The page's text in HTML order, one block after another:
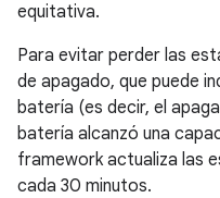
equitativa.
Para evitar perder las
de apagado, que puede
batería (es decir, el
batería alcanzó una
framework actualiza las
cada 30 minutos.